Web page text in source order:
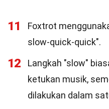
11
Foxtrot
slow-quick-quick".
12
Langkah "slow"
ketukan musik,
dilakukan dalam